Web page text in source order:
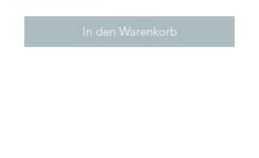
In den Warenkorb